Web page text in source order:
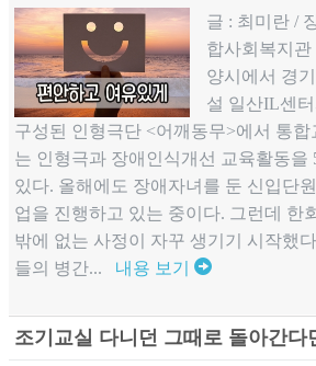
글 : 최미란 /
합사회복지
양시에서 경
설 일산IL센
구성된 인형극단 <어깨동무>에서 통
는 인형극과 장애인식개선 교육활동을
있다. 올해에도 장애자녀를 둔 신입단
업을 진행하고 있는 중이다. 그런데 한
밖에 없는 사정이 자꾸 생기기 시작했
들의 병간... 내용 보기
조기교실 다니던 그때로 돌아간다